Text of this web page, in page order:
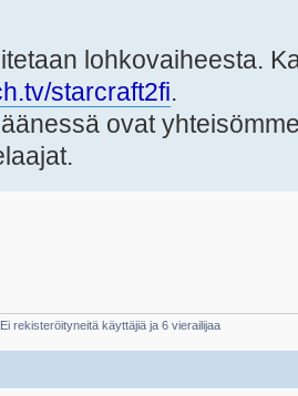
lohkovaiheesta.
starcraft2fi.
ovat
rekisteröityneitä käyttäjiä ja 6 vierailijaa